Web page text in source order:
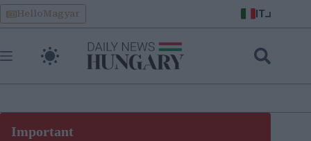
Skip
to
content
HelloMagyar IT